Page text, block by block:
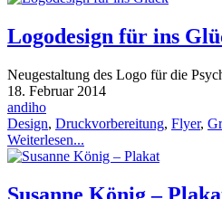
Logodesign für ins
Neugestaltung des Logo für die
18. Februar 2014
andiho
Design, Druckvorbereitung, Flyer,
Weiterlesen...